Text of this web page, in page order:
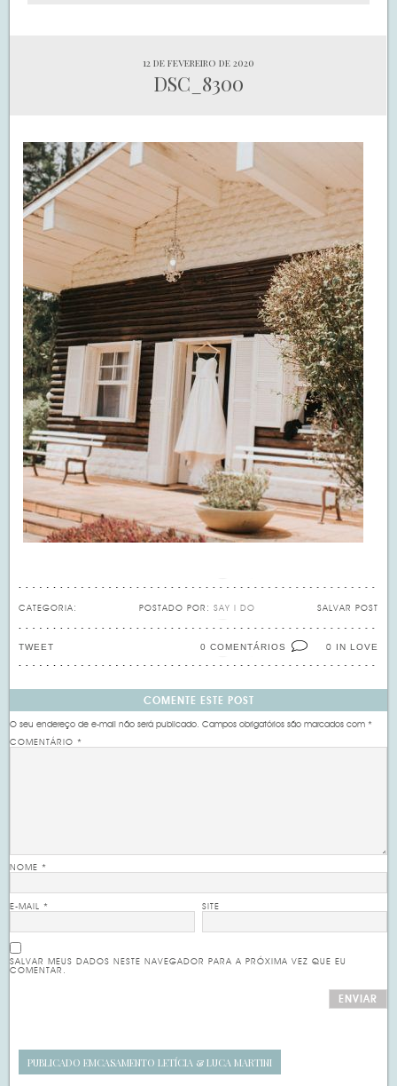
12 de fevereiro de 2020
DSC_8300
CATEGORIA: SALVAR POST
POSTADO POR: SAY I DO
0 IN LOVE
0 COMENTÁRIOS
TWEET
COMENTE ESTE POST
O seu endereço de e-mail não será publicado. Campos obrigatórios são marcados com*
COMENTÁRIO*
NOME*
E-MAIL* SITE
SALVAR MEUS DADOS NESTE NAVEGADOR PARA A PRÓXIMA VEZ QUE EU
COMENTAR.
PUBLICADO EMCASAMENTO LETÍCIA & LUCA MARTINI